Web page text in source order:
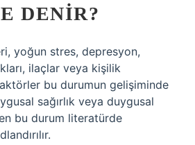
DENIR?
yoğun stres, depresyon,
ilaçlar veya kişilik
bu durumun gelişiminde
sağırlık veya duygusal
bu durum literatürde